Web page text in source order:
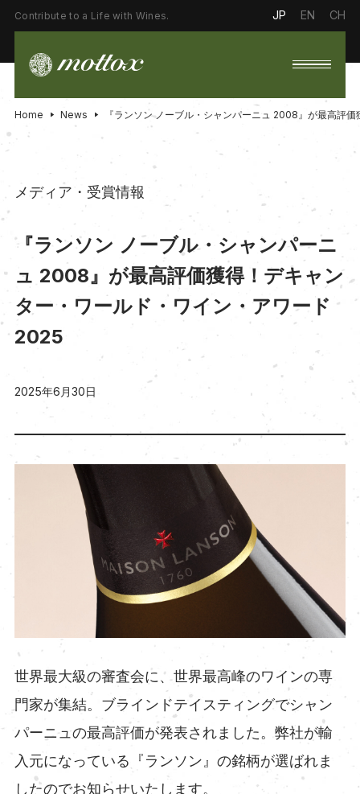
Contribute to a Life with Wines. JP EN CH
Home News 『ランソン ノーブル・シャンパーニュ 2008』が最高評
メディア・受賞情報
『ランソン ノーブル・シャンパーニ
ュ 2008』が最高評価獲得！デキャン
ター・ワールド・ワイン・アワード
2025
2025年6月30日
世界最大級の審査会に、世界最高峰のワインの専
門家が集結。ブラインドテイスティングでシャン
パーニュの最高評価が発表されました。弊社が輸
入元になっている『ランソン』の銘柄が選ばれま
したのでお知らせいたします。